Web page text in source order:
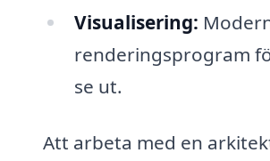
Visualisering:
renderingsprogram
se ut.
Att arbeta med en